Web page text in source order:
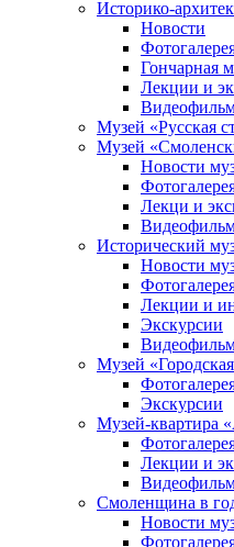
Историко-
Новости
Гончарная
Лекции и
Музей «Русская
Музей
Новости
Лекци и
Исторический
Новости
Лекции и
Экскурсии
Музей
Экскурсии
Музей-квартира
Лекции и
Смоленщина в
Новости